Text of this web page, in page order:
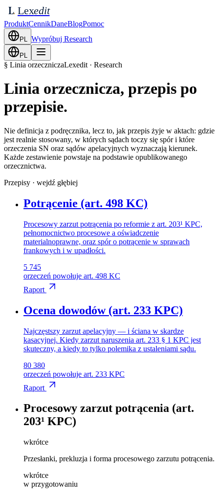
L Lexedit
ProduktCennikDaneBlogPomoc
PL Wypróbuj Research
PL
§ Linia orzeczniczaLexedit · Research
Linia orzecznicza, przepis po
przepisie.
Nie definicja z podręcznika, lecz to, jak przepis żyje w aktach: gdzie
jest realnie stosowany, w których sądach toczy się spór i które
orzeczenia SN oraz sądów apelacyjnych wyznaczają kierunek.
Każde zestawienie powstaje na podstawie opublikowanego
orzecznictwa.
Przepisy · wejdź głębiej
Potrącenie (art. 498 KC)
Procesowy zarzut potrącenia po reformie z art. 203¹ KPC,
pełnomocnictwo procesowe a oświadczenie
materialnoprawne, oraz spór o potrącenie w sprawach
frankowych i w upadłości.
5 745
orzeczeń powołuje art. 498 KC
Raport
Ocena dowodów (art. 233 KPC)
Najczęstszy zarzut apelacyjny — i ściana w skardze
kasacyjnej. Kiedy zarzut naruszenia art. 233 § 1 KPC jest
skuteczny, a kiedy to tylko polemika z ustaleniami sądu.
80 380
orzeczeń powołuje art. 233 KPC
Raport
Procesowy zarzut potrącenia (art.
203¹ KPC)
wkrótce
Przesłanki, prekluzja i forma procesowego zarzutu potrącenia.
wkrótce
w przygotowaniu